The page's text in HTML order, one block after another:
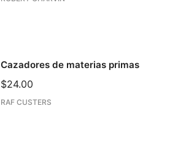
Cazadores de materias primas
$24.00
RAF CUSTERS